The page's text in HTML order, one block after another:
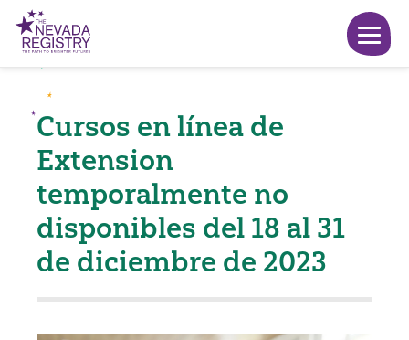
Cursos en línea de
Extension
temporalmente no
disponibles del 18 al 31
de diciembre de 2023